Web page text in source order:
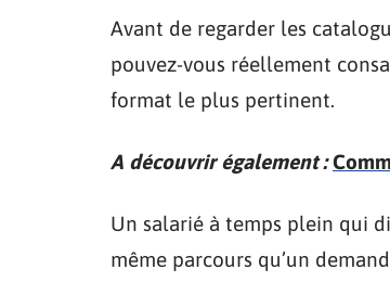
Avant de regarder les
pouvez-vous réellement
format le plus pertinent.
A découvrir également :
Un salarié à temps plein qui
même parcours qu’un